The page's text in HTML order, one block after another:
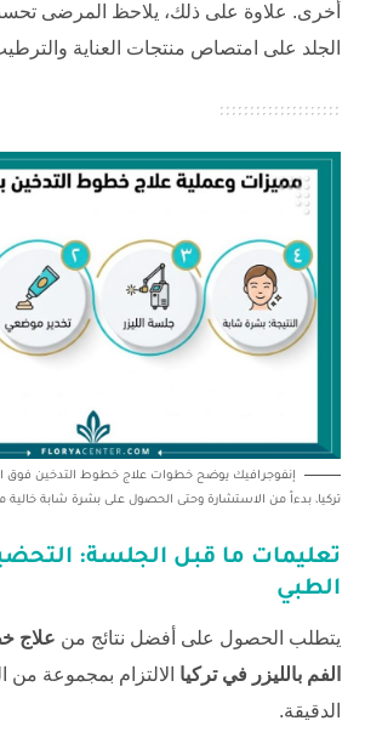
أخرى. علاوة على ذلك، يلاحظ المرضى
الجلد على امتصاص منتجات العناية
إنفوجرافيك يوضح خطوات علاج خطوط التدخين فوق
تركيا، بدءاً من الاستشارة وحتى الحصول على بشرة شابة خالية
تعليمات ما قبل الجلسة:
الطبي
يتطلب الحصول على أفضل نتائج من علاج
الفم بالليزر في تركيا الالتزام بمجموعة من
الدقيقة.